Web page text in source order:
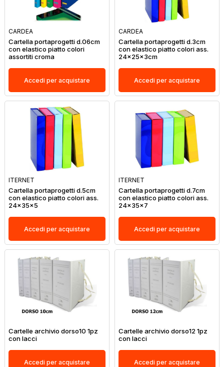
CARDEA
Cartella portaprogetti d.06cm
con elastico piatto colori
assortiti croma
Accedi per acquistare
CARDEA
Cartella portaprogetti d.3cm
con elastico piatto colori ass.
24x25x3cm
Accedi per acquistare
ITERNET
Cartella portaprogetti d.5cm
con elastico piatto colori ass.
24x35x5
Accedi per acquistare
ITERNET
Cartella portaprogetti d.7cm
con elastico piatto colori ass.
24x35x7
Accedi per acquistare
Cartelle archivio dorso10 1pz
con lacci
Accedi per acquistare
Cartelle archivio dorso12 1pz
con lacci
Accedi per acquistare